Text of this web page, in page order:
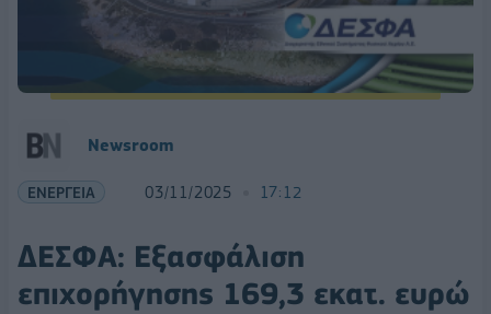
Newsroom
ΕΝΕΡΓΕΙΑ 03/11/2025 17:12
ΔΕΣΦΑ: Εξασφάλιση
επιχορήγησης 169,3 εκατ. ευρώ